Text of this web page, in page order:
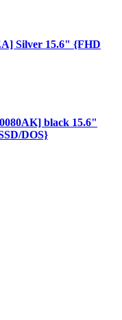
Silver 15.6" {FHD
black 15.6"
DOS}